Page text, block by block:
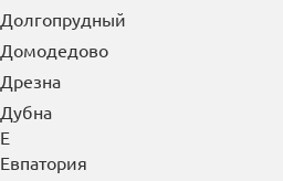
Долгопрудный
Домодедово
Дрезна
Дубна
Е
Евпатория